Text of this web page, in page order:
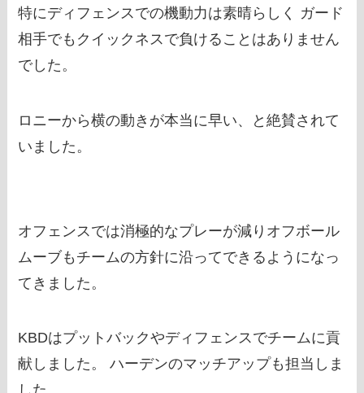
特にディフェンスでの機動力は素晴らしく ガード
相手でもクイックネスで負けることはありません
でした。
ロニーから横の動きが本当に早い、と絶賛されて
いました。
オフェンスでは消極的なプレーが減りオフボール
ムーブもチームの方針に沿ってできるようになっ
てきました。
KBDはプットバックやディフェンスでチームに貢
献しました。 ハーデンのマッチアップも担当しま